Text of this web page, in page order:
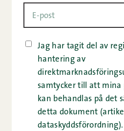
Jag har tagit del av
hantering av
samtycker till att mina
kan behandlas på det
detta dokument
dataskyddsförordning).